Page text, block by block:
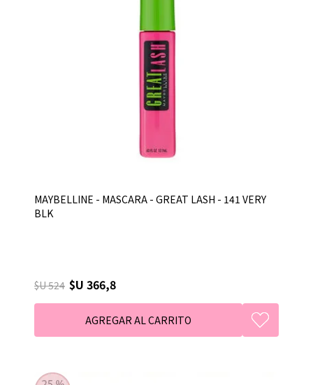
MAYBELLINE - MASCARA - GREAT LASH - 141 VERY
BLK
$U 524 $U 366,8